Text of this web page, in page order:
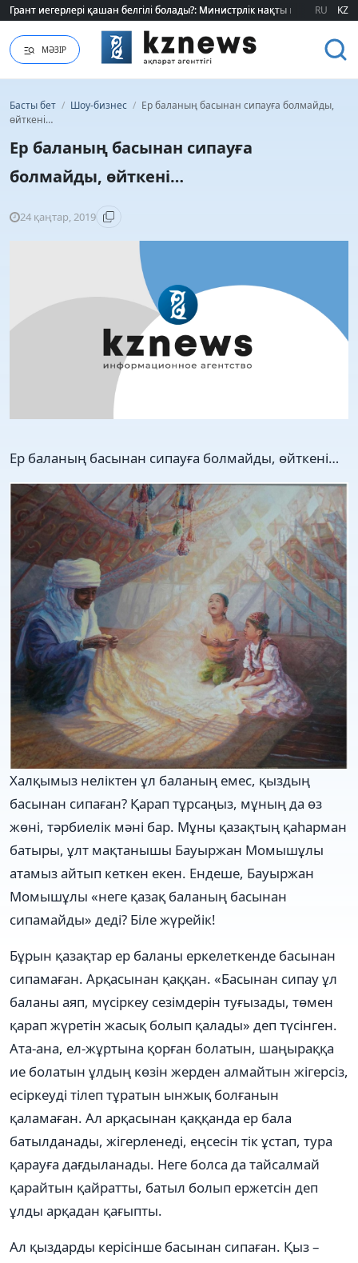
Грант иегерлері қашан белгілі болады?: Министрлік нақты мерзімді
Грант иегерлері қашан белгілі болады?: Министрлік нақты мерзімді
RU KZ
МӘЗІР
Басты бет / Шоу-бизнес / Ер баланың басынан сипауға болмайды,
өйткені…
Ер баланың басынан сипауға
болмайды, өйткені…
24 қаңтар, 2019
Ер баланың басынан сипауға болмайды, өйткені…
Халқымыз неліктен ұл баланың емес, қыздың
басынан сипаған? Қарап тұрсаңыз, мұның да өз
жөні, тәрбиелік мәні бар. Мұны қазақтың қаһарман
батыры, ұлт мақтанышы Бауыржан Момышұлы
атамыз айтып кеткен екен. Ендеше, Бауыржан
Момышұлы «неге қазақ баланың басынан
сипамайды» деді? Біле жүрейік!
Бұрын қазақтар ер баланы еркелеткенде басынан
сипамаған. Арқасынан қаққан. «Басынан сипау ұл
баланы аяп, мүсіркеу сезімдерін туғызады, төмен
қарап жүретін жасық болып қалады» деп түсінген.
Ата-ана, ел-жұртына қорған болатын, шаңыраққа
ие болатын ұлдың көзін жерден алмайтын жігерсіз,
есіркеуді тілеп тұратын ынжық болғанын
қаламаған. Ал арқасынан қаққанда ер бала
батылданады, жігерленеді, еңсесін тік ұстап, тура
қарауға дағдыланады. Неге болса да тайсалмай
қарайтын қайратты, батыл болып ержетсін деп
ұлды арқадан қағыпты.
Ал қыздарды керісінше басынан сипаған. Қыз –